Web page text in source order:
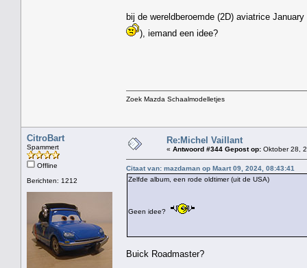
bij de wereldberoemde (2D) aviatrice
), iemand een idee?
Zoek Mazda Schaalmodelletjes
CitroBart
Spammert
Offline
Berichten: 1212
Re:Michel Vaillant
« Antwoord #344 Gepost op: Oktober 28,
Citaat van: mazdaman op Maart 09, 2024, 08:43:41
Zelfde album, een rode oldtimer (uit de USA)
Geen idee?
Buick Roadmaster?